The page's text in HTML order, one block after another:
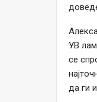
УВ
се
да ги